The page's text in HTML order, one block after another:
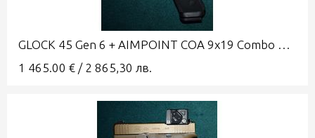
1 465.00 € / 2 865,30 лв.